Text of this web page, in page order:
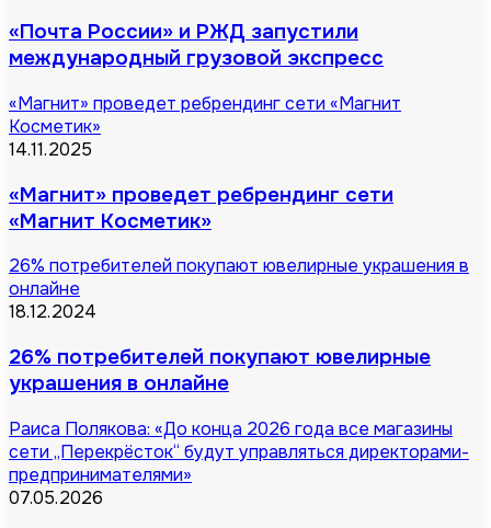
«Почта России» и РЖД запустили
международный грузовой экспресс
«Магнит» проведет ребрендинг сети «Магнит
Косметик»
14.11.2025
«Магнит» проведет ребрендинг сети
«Магнит Косметик»
26% потребителей покупают ювелирные украшения в
онлайне
18.12.2024
26% потребителей покупают ювелирные
украшения в онлайне
Раиса Полякова: «До конца 2026 года все магазины
сети „Перекрёсток“ будут управляться директорами-
предпринимателями»
07.05.2026